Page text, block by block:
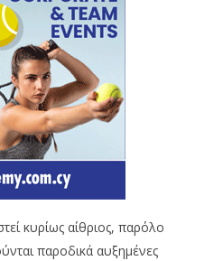
κυρίως αίθριος, παρόλο
παροδικά αυξημένες